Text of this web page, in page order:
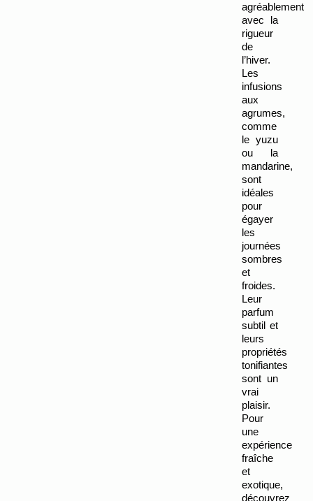
agréablement
avec la
rigueur
de
l’hiver.
Les
infusions
aux
agrumes,
comme
le yuzu
ou la
mandarine,
sont
idéales
pour
égayer
les
journées
sombres
et
froides.
Leur
parfum
subtil et
leurs
propriétés
tonifiantes
sont un
vrai
plaisir.
Pour
une
expérience
fraîche
et
exotique,
découvrez